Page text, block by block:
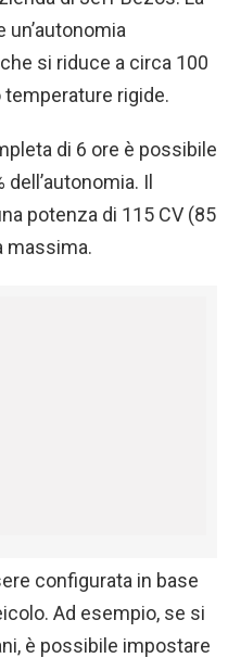
un’autonomia
che si riduce a circa 100
rigide.
di 6 ore è possibile
Il
potenza di 115 CV (85
massima.
configurata in base
Ad esempio, se si
è possibile impostare